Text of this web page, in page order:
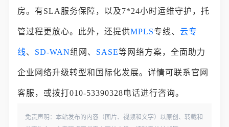
房。有SLA服务保障，以及7*24小时运维守护，托
管过程更放心。此外，还提供MPLS专线、云专
线、 SD-WAN组网、 SASE等网络方案，全面助力
企业网络升级转型和国际化发展。详情可联系官网
客服，或拨打010-53390328电话进行咨询。
免责声明：本站发布的内容（图片、视频和文字）以原创、转载和